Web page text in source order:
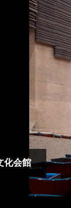
化会館